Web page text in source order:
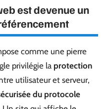
est devenue un
comme une pierre
privilégie la protection
utilisateur et serveur,
du protocole